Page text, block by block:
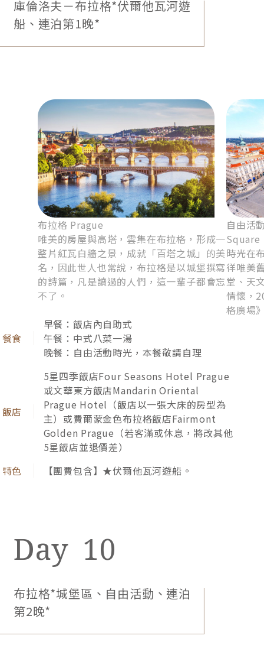
遊船漫行於清澈湖水，雲霧和壯闊山脈包裹柔情湖
景，聖巴塔羅美紅頂教堂煞是美麗，美景如聲聲旋
律，在晴空與綠野間優雅歌頌。
程順序將視當團飯店確認後調整，實際行程請依行前說明會
資料為準。
(2)若因交通、氣候等不可抗因素影響，領隊將視實際狀況做
最佳調整。
庫倫洛夫－布拉格*伏爾他瓦河遊
船、連泊第1晚*
布拉格 Prague
唯美的房屋與高塔，雲集在布拉格，形成一
整片紅瓦白牆之景，成就「百塔之城」的美
名，因此世人也常說，布拉格是以城堡撰寫
的詩篇，凡是讀過的人們，這一輩子都會忘
不了。
自由活
Square
時光在
徉唯美
堂、天
情懷，
格廣場
早餐：飯店內自助式
午餐：中式八菜一湯
晚餐：自由活動時光，本餐敬請自理
5星四季飯店Four Seasons Hotel Prague
或文華東方飯店Mandarin Oriental
Prague Hotel（飯店以⼀張⼤床的房型為
主）或費爾蒙金色布拉格飯店Fairmont
Golden Prague（若客滿或休息，將改其他
5星飯店並退價差）
【團費包含】★伏爾他瓦河遊船。
10
布拉格*城堡區、自由活動、連泊
第2晚*